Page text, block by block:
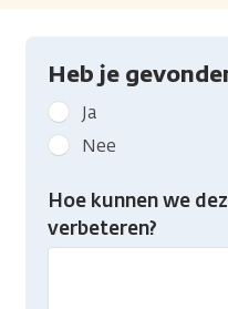
Heb je
Geef
kanker.nl
feedback:
Heb
gevonden
Ja
Nee
Hoe kunnen we
verbeteren?